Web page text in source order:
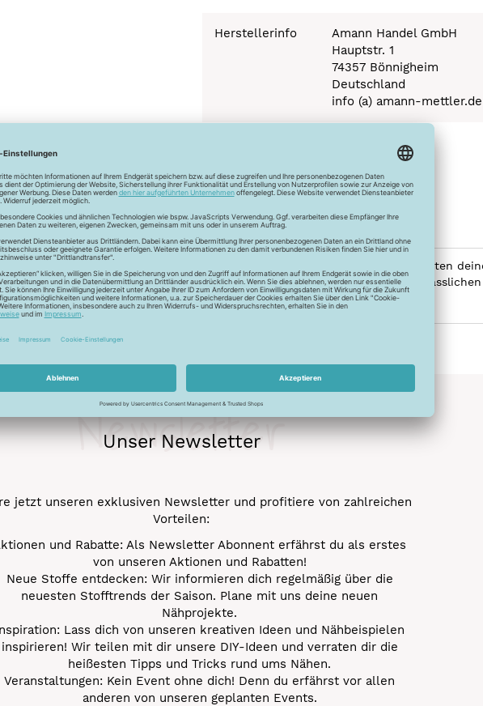
Herstellerinfo
Amann Handel GmbH
Hauptstr. 1
74357 Bönnigheim
Deutschland
info (a) amann-mettler.de
Seide - Kleider machen Leute. Mit dem Universalfaden SERALON erhalten
und die idealen Gleiteigenschaftten machen den Allesnäher zum
werden.
Unser Newsletter
Newsletter
jetzt unseren exklusiven Newsletter und profitiere von zahlreichen
Vorteilen:
und Rabatte: Als Newsletter Abonnent erfährst du als erstes
von unseren Aktionen und Rabatten!
Neue Stoffe entdecken: Wir informieren dich regelmäßig über die
neuesten Stofftrends der Saison. Plane mit uns deine neuen
Nähprojekte.
Lass dich von unseren kreativen Ideen und Nähbeispielen
inspirieren! Wir teilen mit dir unsere DIY-Ideen und verraten dir die
heißesten Tipps und Tricks rund ums Nähen.
Veranstaltungen: Kein Event ohne dich! Denn du erfährst vor allen
anderen von unseren geplanten Events.